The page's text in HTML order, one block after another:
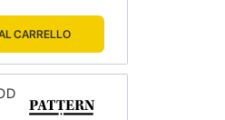
CARRELLO